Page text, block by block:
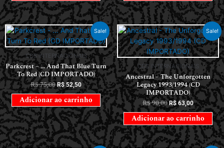
Sale!
CDS INTERNACIONAIS
Parkcrest – … And That Blue Turn
To Red (CD IMPORTADO)
R$75,00 R$ 52,50
Adicionar ao carrinho
Sale!
CDS INTERNACIONAIS
Ancestral – The Unforgotten
Legacy 1993/1994 (CD
IMPORTADO)
R$90,00 R$63,00
Adicionar ao carrinho